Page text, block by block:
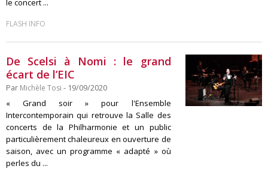
le concert ...
FLASH INFO
De Scelsi à Nomi : le grand
écart de l’EIC
Par Michèle Tosi - 19/09/2020
« Grand soir » pour l'Ensemble
Intercontemporain qui retrouve la Salle des
concerts de la Philharmonie et un public
particulièrement chaleureux en ouverture de
saison, avec un programme « adapté » où
perles du ...